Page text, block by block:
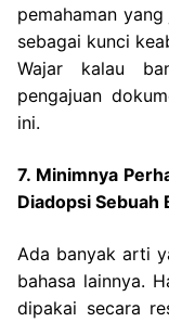
pemahaman yang
sebagai kunci
Wajar kalau
pengajuan
ini.
7. Minimnya
Diadopsi Sebuah
Ada banyak arti
bahasa lainnya.
dipakai secara